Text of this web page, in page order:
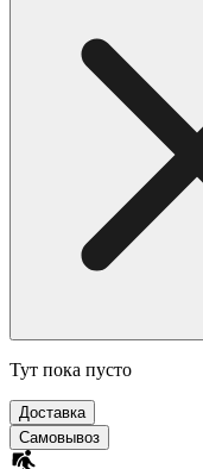
Тут пока пусто
Доставка
Самовывоз